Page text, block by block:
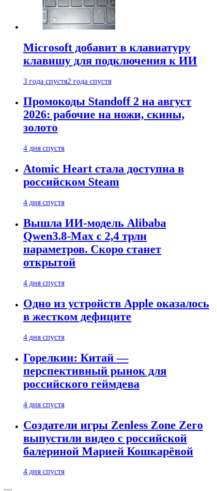
Microsoft добавит в клавиатуру
клавишу для подключения к ИИ
3 года спустя2 года спустя
Промокоды Standoff 2 на август
2026: рабочие на ножи, скины,
золото
4 дня спустя
Atomic Heart стала доступна в
российском Steam
4 дня спустя
Вышла ИИ-модель Alibaba
Qwen3.8-Max с 2,4 трлн
параметров. Скоро станет
открытой
4 дня спустя
Одно из устройств Apple оказалось
в жестком дефиците
4 дня спустя
Горелкин: Китай —
перспективный рынок для
российского геймдева
4 дня спустя
Создатели игры Zenless Zone Zero
выпустили видео с российской
балериной Марией Кошкарёвой
4 дня спустя